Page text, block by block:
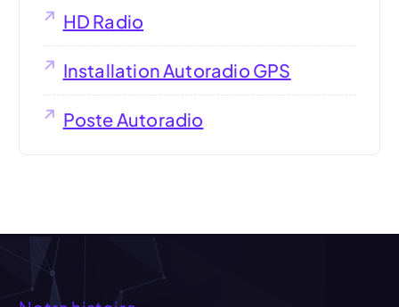
HD Radio
Installation Autoradio GPS
Poste Autoradio